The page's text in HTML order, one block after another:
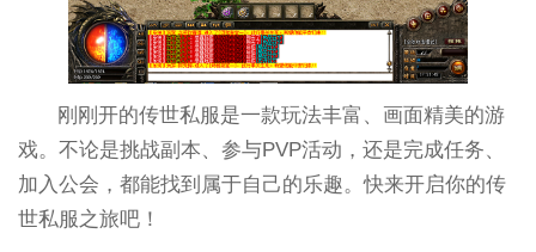
刚刚开的传世私服是一款玩法丰富、画面精美的游
戏。不论是挑战副本、参与PVP活动，还是完成任务、
加入公会，都能找到属于自己的乐趣。快来开启你的传
世私服之旅吧！